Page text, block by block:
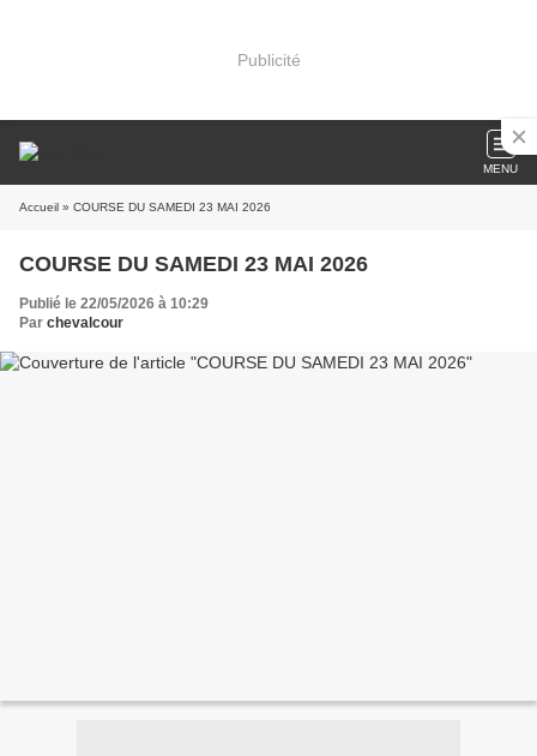
Publicité
MENU
Accueil » COURSE DU SAMEDI 23 MAI 2026
COURSE DU SAMEDI 23 MAI 2026
Publié le 22/05/2026 à 10:29
Par chevalcour